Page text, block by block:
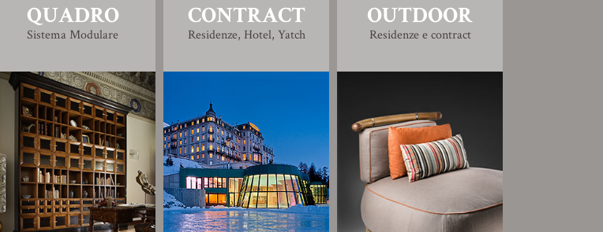
QUADRO
Sistema Modulare
CONTRACT
Residenze, Hotel, Yatch
OUTDOOR
Residenze e contract